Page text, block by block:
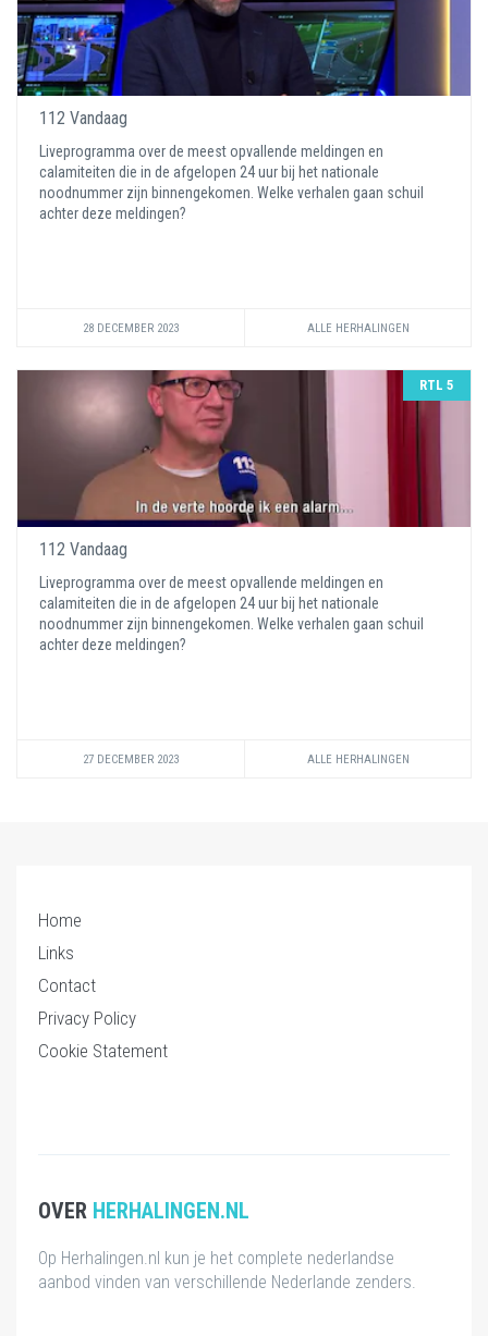
112 Vandaag
Liveprogramma over de meest opvallende meldingen en
calamiteiten die in de afgelopen 24 uur bij het nationale
noodnummer zijn binnengekomen. Welke verhalen gaan schuil
achter deze meldingen?
28 DECEMBER 2023 ALLE HERHALINGEN
RTL 5
112 Vandaag
Liveprogramma over de meest opvallende meldingen en
calamiteiten die in de afgelopen 24 uur bij het nationale
noodnummer zijn binnengekomen. Welke verhalen gaan schuil
achter deze meldingen?
27 DECEMBER 2023 ALLE HERHALINGEN
Home
Links
Contact
Privacy Policy
Cookie Statement
OVER HERHALINGEN.NL
Op Herhalingen.nl kun je het complete nederlandse
aanbod vinden van verschillende Nederlande zenders.